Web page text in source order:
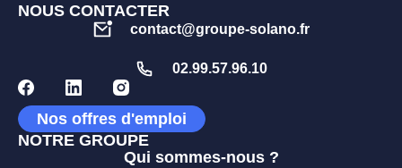
NOUS CONTACTER
contact@groupe-solano.fr
02.99.57.96.10
Nos offres d'emploi
NOTRE GROUPE
Qui sommes-nous ?